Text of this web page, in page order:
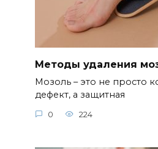
Методы удаления
Мозоль – это не просто
дефект, а защитная
0 224